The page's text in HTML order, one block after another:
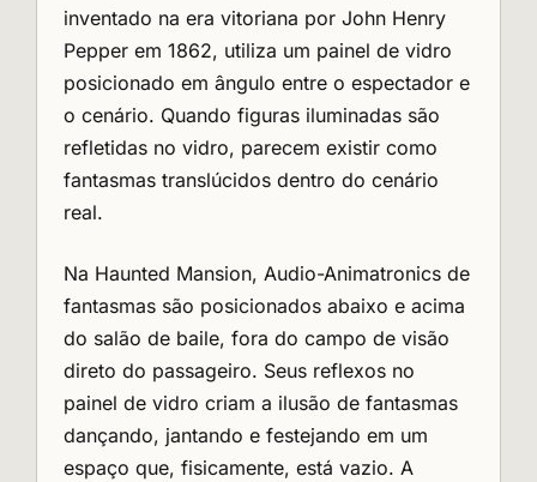
inventado na era vitoriana por John Henry
Pepper em 1862, utiliza um painel de vidro
posicionado em ângulo entre o espectador e
o cenário. Quando figuras iluminadas são
refletidas no vidro, parecem existir como
fantasmas translúcidos dentro do cenário
real.
Na Haunted Mansion, Audio-Animatronics de
fantasmas são posicionados abaixo e acima
do salão de baile, fora do campo de visão
direto do passageiro. Seus reflexos no
painel de vidro criam a ilusão de fantasmas
dançando, jantando e festejando em um
espaço que, fisicamente, está vazio. A